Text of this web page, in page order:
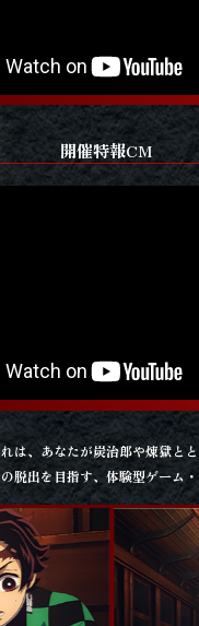
開催特報CM
は、あなたが炭治郎や煉獄と
脱出を目指す、体験型ゲーム